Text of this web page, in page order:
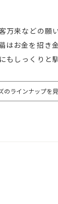
来などの願
お金を招き
しっくりと馴
のラインナップを